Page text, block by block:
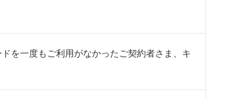
を一度もご利用がなかったご契約者さま、キ